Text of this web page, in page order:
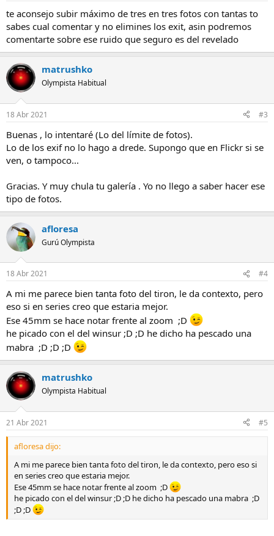
te aconsejo subir máximo de tres en tres fotos con tantas to
sabes cual comentar y no elimines los exit, asin podremos
comentarte sobre ese ruido que seguro es del revelado
matrushko
Olympista Habitual
18 Abr 2021 #3
Buenas , lo intentaré (Lo del límite de fotos).
Lo de los exif no lo hago a drede. Supongo que en Flickr si se
ven, o tampoco...
Gracias. Y muy chula tu galería . Yo no llego a saber hacer ese
tipo de fotos.
afloresa
Gurú Olympista
18 Abr 2021 #4
A mi me parece bien tanta foto del tiron, le da contexto, pero
eso si en series creo que estaria mejor.
Ese 45mm se hace notar frente al zoom ;D
he picado con el del winsur ;D ;D he dicho ha pescado una
mabra ;D ;D ;D
matrushko
Olympista Habitual
21 Abr 2021 #5
afloresa dijo:
A mi me parece bien tanta foto del tiron, le da contexto, pero eso si
en series creo que estaria mejor.
Ese 45mm se hace notar frente al zoom ;D
he picado con el del winsur ;D ;D he dicho ha pescado una mabra ;D
;D ;D